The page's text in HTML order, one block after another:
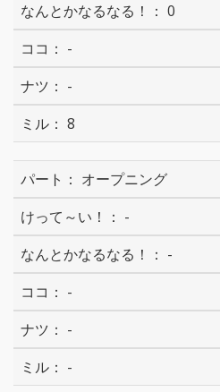
0
-
-
8
オープニング
-
-
-
-
-